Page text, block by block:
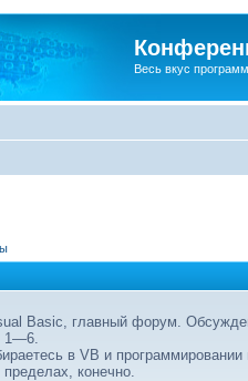
Весь вкус
Basic, главный форум.
1—6.
в VB и
конечно.